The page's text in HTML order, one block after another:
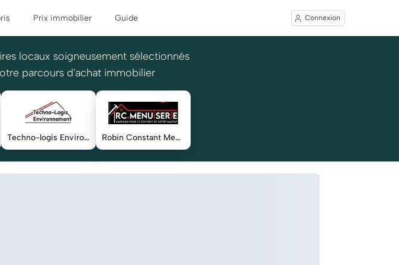
Prix immobilier Guide Connexion
locaux soigneusement sélectionnés
parcours d'achat immobilier
Techno-logis Environnement Habitat Robin Constant Menuiserie